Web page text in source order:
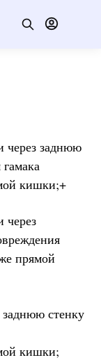
через заднюю
кишки;+
через
прямой
стенку
кишки;